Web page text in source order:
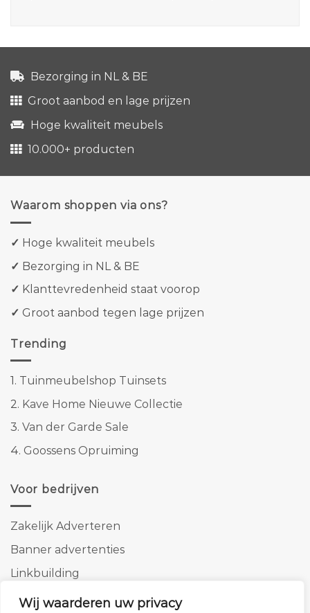
Wij waarderen uw privacy
Bezorging in NL & BE
Groot aanbod en lage prijzen
Hoge kwaliteit meubels
10.000+ producten
Waarom shoppen via ons?
✓ Hoge kwaliteit meubels
✓ Bezorging in NL & BE
✓ Klanttevredenheid staat voorop
✓ Groot aanbod tegen lage prijzen
Trending
1. Tuinmeubelshop Tuinsets
2. Kave Home Nieuwe Collectie
3. Van der Garde Sale
4. Goossens Opruiming
Voor bedrijven
Zakelijk Adverteren
Banner advertenties
Linkbuilding
SEO copywriting